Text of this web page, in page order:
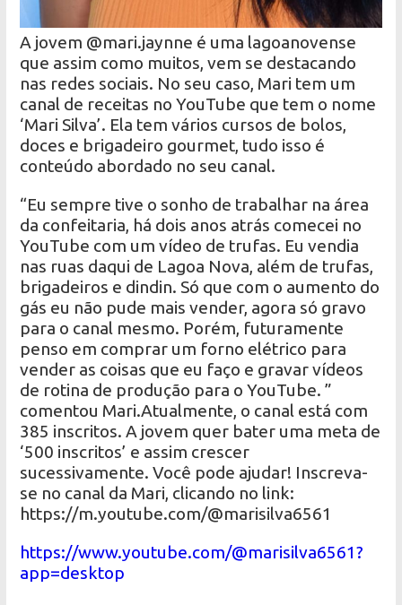
A jovem @mari.jaynne é uma lagoanovense
que assim como muitos, vem se destacando
nas redes sociais. No seu caso, Mari tem um
canal de receitas no YouTube que tem o nome
‘Mari Silva’. Ela tem vários cursos de bolos,
doces e brigadeiro gourmet, tudo isso é
conteúdo abordado no seu canal.
“Eu sempre tive o sonho de trabalhar na área
da confeitaria, há dois anos atrás comecei no
YouTube com um vídeo de trufas. Eu vendia
nas ruas daqui de Lagoa Nova, além de trufas,
brigadeiros e dindin. Só que com o aumento do
gás eu não pude mais vender, agora só gravo
para o canal mesmo. Porém, futuramente
penso em comprar um forno elétrico para
vender as coisas que eu faço e gravar vídeos
de rotina de produção para o YouTube. ”
comentou Mari.Atualmente, o canal está com
385 inscritos. A jovem quer bater uma meta de
‘500 inscritos’ e assim crescer
sucessivamente. Você pode ajudar! Inscreva-
se no canal da Mari, clicando no link:
https://m.youtube.com/@marisilva6561
https://www.youtube.com/@marisilva6561?
app=desktop